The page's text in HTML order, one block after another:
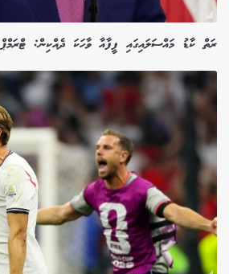
ރަތް ކާޑު މައްސަލައިގައި ފީފާއާ ވާހަކަ ދެއްކިން: ޓްރަމްޕް